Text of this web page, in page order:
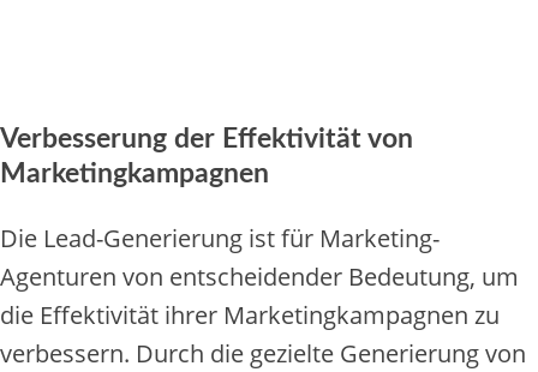
Verbesserung der Effektivität von
Marketingkampagnen
Die Lead-Generierung ist für Marketing-
Agenturen von entscheidender Bedeutung, um
die Effektivität ihrer Marketingkampagnen zu
verbessern. Durch die gezielte Generierung von